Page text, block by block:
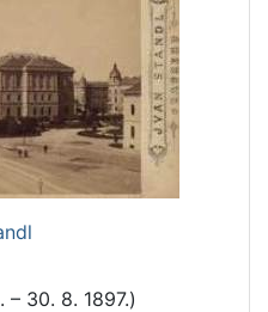
– 30. 8. 1897.)